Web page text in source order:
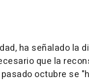
ha señalado la
que la
octubre se